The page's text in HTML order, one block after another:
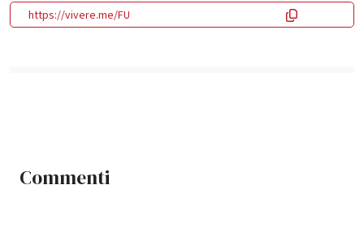
https://vivere.me/FU
Commenti